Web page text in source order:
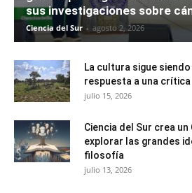
sus investigaciones sobre
Ciencia del Sur - agosto 2, 2026
La cultura sigue
respuesta a una crítica
julio 15, 2026
Ciencia del Sur crea
explorar las grandes
filosofía
julio 13, 2026